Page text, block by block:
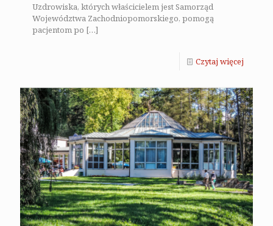
Uzdrowiska, których właścicielem jest Samorząd
Województwa Zachodniopomorskiego, pomogą
pacjentom po […]
Czytaj więcej